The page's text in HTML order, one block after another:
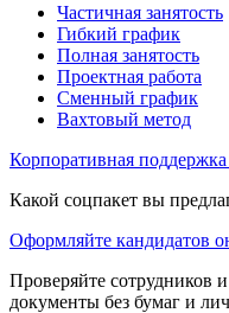
Частичная занятость
Гибкий график
Полная занятость
Проектная работа
Сменный график
Вахтовый метод
Корпоративная поддержка
Какой соцпакет вы
Оформляйте кандидатов
Проверяйте сотрудников
документы без бумаг и